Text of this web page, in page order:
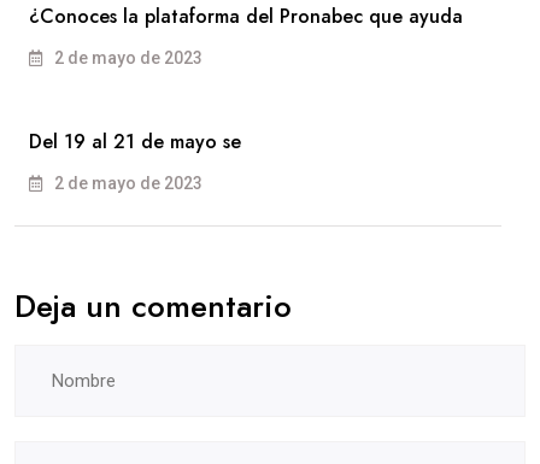
¿Conoces la plataforma del Pronabec que ayuda
2 de mayo de 2023
Del 19 al 21 de mayo se
2 de mayo de 2023
Deja un comentario